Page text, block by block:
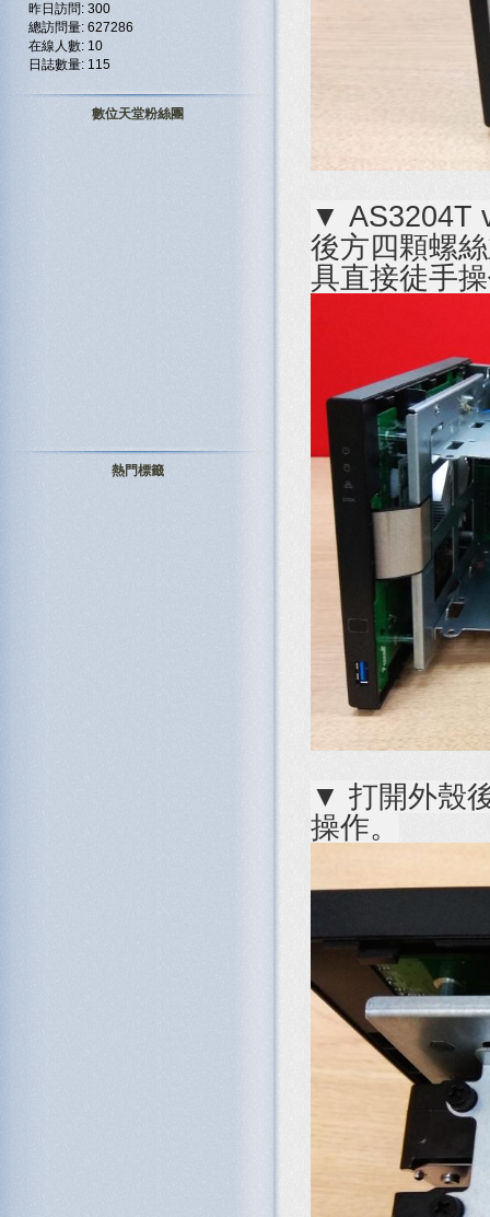
▼ AS3204T
後方四顆螺
具直接徒手
▼ 打開外殼
操作。
昨日訪問: 300
總訪問量: 627286
在線人數: 10
日誌數量: 115
數位天堂粉絲團
熱門標籤